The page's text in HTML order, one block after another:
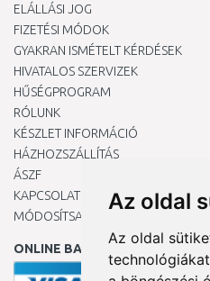
Az oldal
Az oldal
ELÁLLÁSI JOG
FIZETÉSI MÓDOK
GYAKRAN ISMÉTELT KÉRDÉSEK
HIVATALOS SZERVIZEK
HŰSÉGPROGRAM
RÓLUNK
KÉSZLET INFORMÁCIÓ
HÁZHOZSZÁLLÍTÁS
ÁSZF
KAPCSOLAT
MÓDOSÍTSA A COOKIE-
ONLINE BANKKÁRTYÁVAL